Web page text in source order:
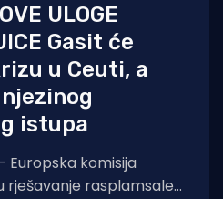
ULOGE
Gasit će
u Ceuti, a
istupa
– Europska komisija
rješavanje rasplamsale